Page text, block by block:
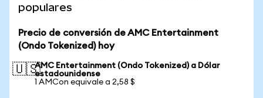
populares
Precio de conversión de AMC Entertainment
(Ondo Tokenized) hoy
🇺🇸AMC Entertainment (Ondo Tokenized) a Dólar
estadounidense
1 AMCon equivale a 2,58 $